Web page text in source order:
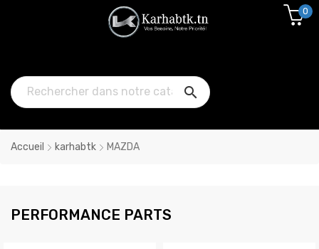

0
Accueil karhabtk MAZDA
PERFORMANCE PARTS